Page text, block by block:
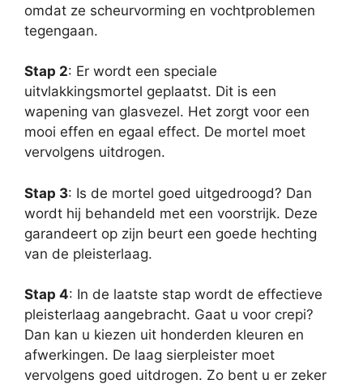
omdat ze scheurvorming en vochtproblemen
tegengaan.
Stap 2: Er wordt een speciale
uitvlakkingsmortel geplaatst. Dit is een
wapening van glasvezel. Het zorgt voor een
mooi effen en egaal effect. De mortel moet
vervolgens uitdrogen.
Stap 3: Is de mortel goed uitgedroogd? Dan
wordt hij behandeld met een voorstrijk. Deze
garandeert op zijn beurt een goede hechting
van de pleisterlaag.
Stap 4: In de laatste stap wordt de effectieve
pleisterlaag aangebracht. Gaat u voor crepi?
Dan kan u kiezen uit honderden kleuren en
afwerkingen. De laag sierpleister moet
vervolgens goed uitdrogen. Zo bent u er zeker